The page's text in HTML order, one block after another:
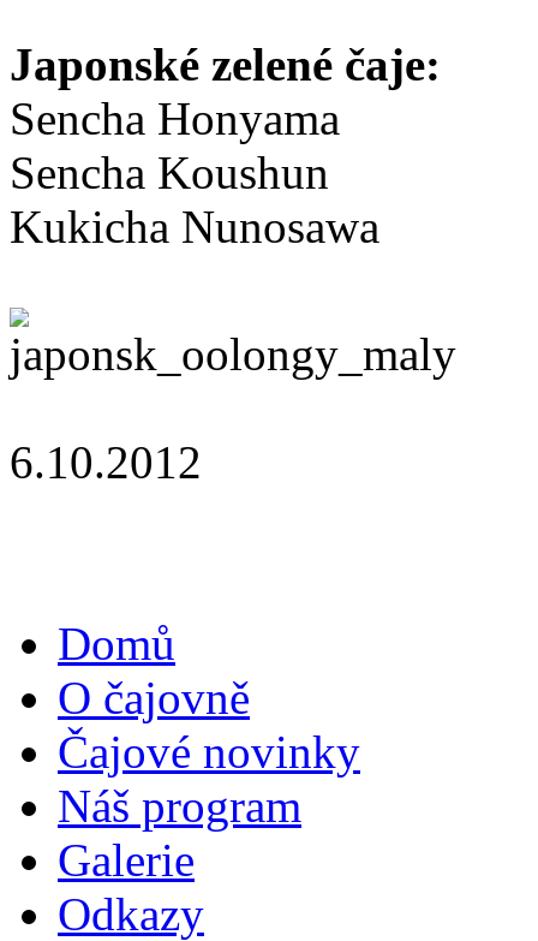
Japonské zelené čaje:
Sencha Honyama
Sencha Koushun
Kukicha Nunosawa
6.10.2012
Domů
O čajovně
Čajové novinky
Náš program
Galerie
Odkazy